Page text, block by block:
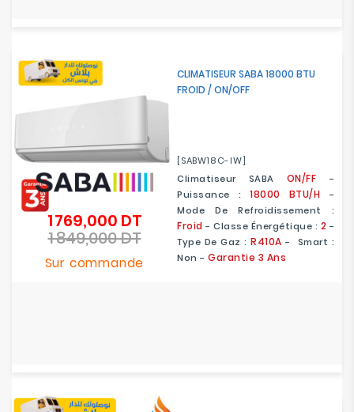
CLIMATISEUR SABA 18000 BTU
FROID / ON/OFF
[SABW18C-IW]
Climatiseur SABA ON/FF -
Puissance :18000 BTU/H -
Mode De Refroidissement :
Froid - Classe Énergétique : 2 -
Type De Gaz : R410A - Smart :
Non - Garantie 3 Ans
1 769,000 DTPrix
de
1 849,000 DTPrix
Sur commande